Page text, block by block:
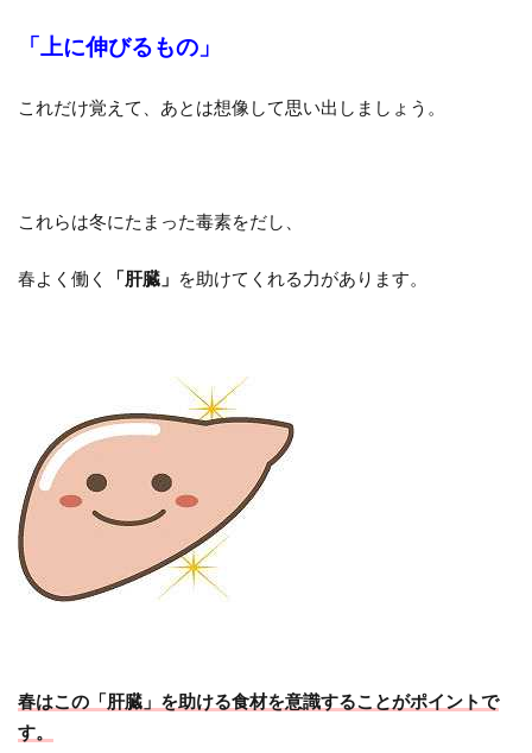
「上に伸びるもの」
これだけ覚えて、あとは想像して思い出しましょう。
これらは冬にたまった毒素をだし、
春よく働く 「肝臓」 を助けてくれる力があります。
春はこの「肝臓」を助ける食材を意識することがポイントで
す。